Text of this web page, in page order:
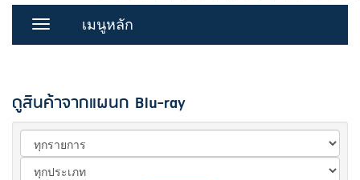
Toggle
เมนูหลัก
ดูสินค้าจากแผนก Blu-ray